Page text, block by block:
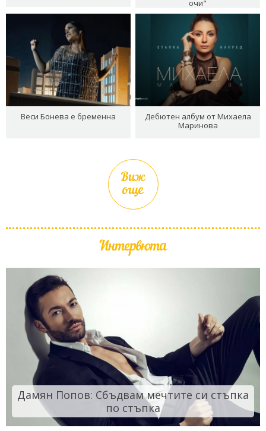
очи"
Веси Бонева е бременна
Дебютен албум от Михаела
Маринова
Виж
още
Интервюта
Дамян Попов: Сбъдвам мечтите си стъпка
по стъпка